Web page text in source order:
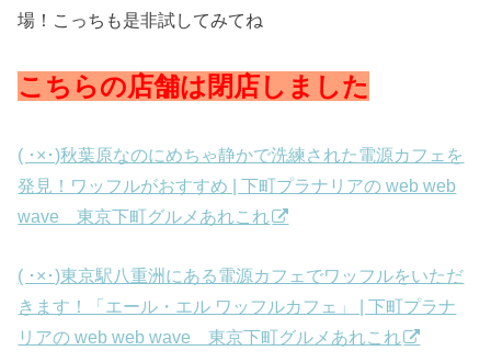
場！こっちも是非試してみてね
こちらの店舗は閉店しました
( ･×･)秋葉原なのにめちゃ静かで洗練された電源カフェを
発見！ワッフルがおすすめ | 下町プラナリアの web web
wave 東京下町グルメあれこれ
( ･×･)東京駅八重洲にある電源カフェでワッフルをいただ
きます！「エール・エル ワッフルカフェ」 | 下町プラナ
リアの web web wave 東京下町グルメあれこれ